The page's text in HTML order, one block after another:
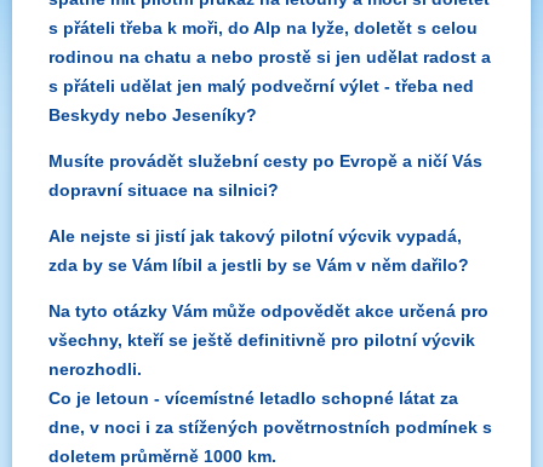
s přáteli třeba k moři, do Alp na lyže, doletět s celou
rodinou na chatu a nebo prostě si jen udělat radost a
s přáteli udělat jen malý podvečrní výlet - třeba ned
Beskydy nebo Jeseníky?
Musíte provádět služební cesty po Evropě a ničí Vás
dopravní situace na silnici?
Ale nejste si jistí jak takový pilotní výcvik vypadá,
zda by se Vám líbil a jestli by se Vám v něm dařilo?
Na tyto otázky Vám může odpovědět akce určená pro
všechny, kteří se ještě definitivně pro pilotní výcvik
nerozhodli.
Co je letoun - vícemístné letadlo schopné látat za
dne, v noci i za stížených povětrnostních podmínek s
doletem průměrně 1000 km.